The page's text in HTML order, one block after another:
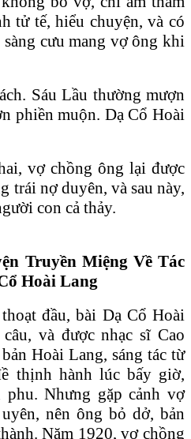
tử tế, hiểu chuyện, và có
cưu mang vợ ông khi
Sáu Lầu thường mượn
phiền muộn. Dạ Cổ Hoài
vợ chồng ông lại được
trái nợ duyên, và sau này,
con cả thảy.
Truyền Miệng Về Tác
Hoài Lang
đầu, bài Dạ Cổ Hoài
và được nhạc sĩ Cao
Hoài Lang, sáng tác từ
thịnh hành lúc bấy giờ,
Nhưng gặp cảnh vợ
nên ông bỏ dở, bản
Năm 1920, vợ chồng